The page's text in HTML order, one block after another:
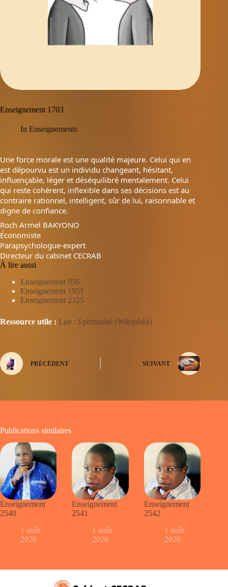
Enseignement 1703
In Enseignements
Une force morale est une qualité majeure. Celui qui en
est dépourvu est un individu changeant, hésitant,
influençable, léger et déséquilibré mentalement. Celui
qui reste cohérent, inflexible dans ses décisions est au
contraire rationnel, intelligent, sûr de lui, raisonnable et
digne de confiance.
Roch Armel BAKYONO
Économiste
Parapsychologue-expert
Directeur du cabinet CECRAB
À lire aussi
Enseignement 956
Enseignement 1951
Enseignement 2325
Ressource utile : Lire : Spiritualité (Wikipédia)
PRÉCÉDENT SUIVANT
Publications similaires
Enseignement
2540
1 août
2026
Enseignement
2541
1 août
2026
Enseignement
2542
1 août
2026